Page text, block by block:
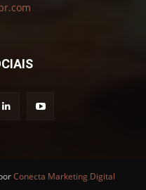
Conecta Marketing Digital